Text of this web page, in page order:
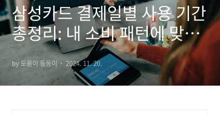
삼성카드 결제일별 사용 기간
총정리: 내 소비 패턴에 맞는
결제일 찾기
by 도움이 동동이 2024. 11. 20.